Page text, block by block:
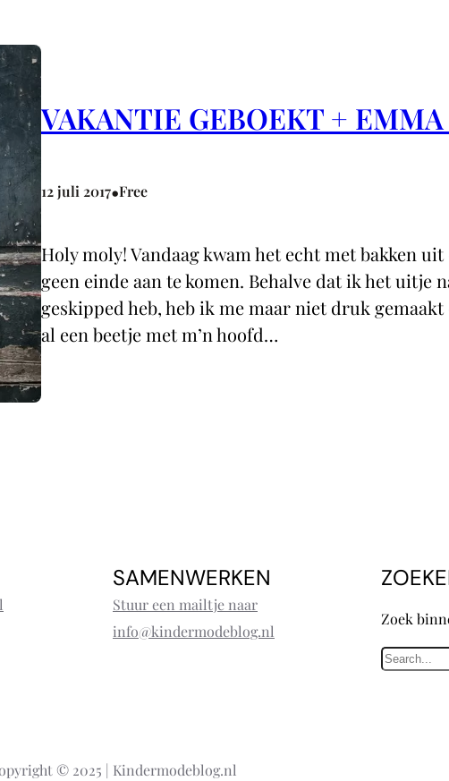
VAKANTIE GEBOEKT +
12 juli 2017•Free
Holy moly! Vandaag kwam het echt met bakken
geen einde aan te komen. Behalve dat ik het uitje
geskipped heb, heb ik me maar niet druk
al een beetje met m’n hoofd…
SAMENWERKEN
Stuur een mailtje naar
info@kindermodeblog.nl
Zoek
Z
© 2025 | Kindermodeblog.nl